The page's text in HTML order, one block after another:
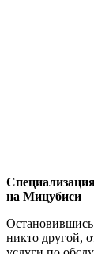
на Мицубиси
никто другой,